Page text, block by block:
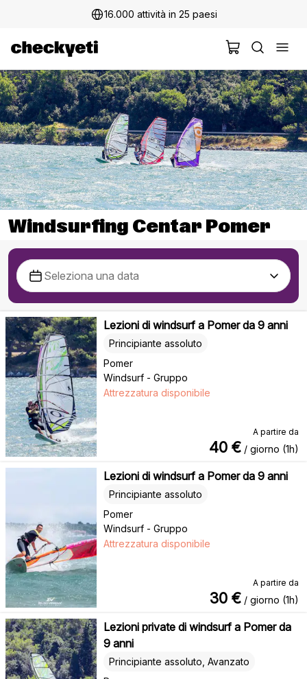
16.000 attività in 25 paesi
Windsurfing Centar Pomer
Lezioni di windsurf a Pomer da 9 anni
Pomer
Principiante assoluto
Windsurf - Gruppo
Attrezzatura disponibile
A partire da
40 € / giorno (1h)
Lezioni di windsurf a Pomer da 9 anni
Pomer
Principiante assoluto
Windsurf - Gruppo
Attrezzatura disponibile
A partire da
30 € / giorno (1h)
Lezioni private di windsurf a Pomer da
9 anni
Principiante assoluto, Avanzato